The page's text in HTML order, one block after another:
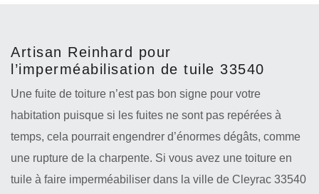
Artisan Reinhard pour
l’imperméabilisation de tuile 33540
Une fuite de toiture n’est pas bon signe pour votre
habitation puisque si les fuites ne sont pas repérées à
temps, cela pourrait engendrer d’énormes dégâts, comme
une rupture de la charpente. Si vous avez une toiture en
tuile à faire imperméabiliser dans la ville de Cleyrac 33540